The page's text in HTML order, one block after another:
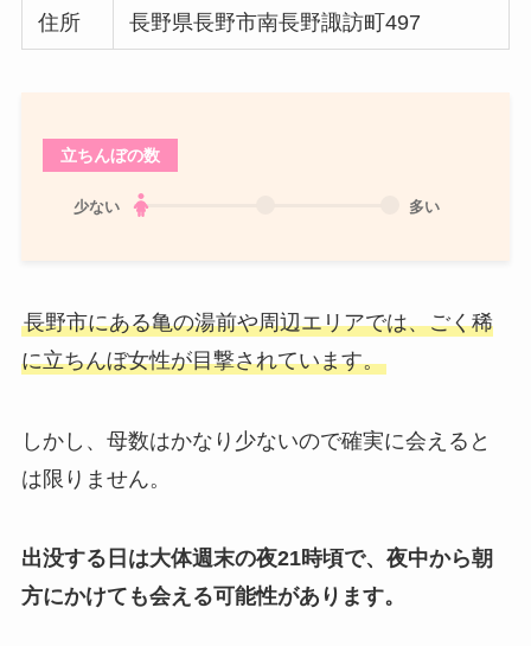
住所 長野県長野市南長野諏訪町497
立ちんぼの数
少ない 多い
長野市にある亀の湯前や周辺エリアでは、ごく稀
に立ちんぼ女性が目撃されています。
しかし、母数はかなり少ないので確実に会えると
は限りません。
出没する日は大体週末の夜21時頃で、夜中から朝
方にかけても会える可能性があります。